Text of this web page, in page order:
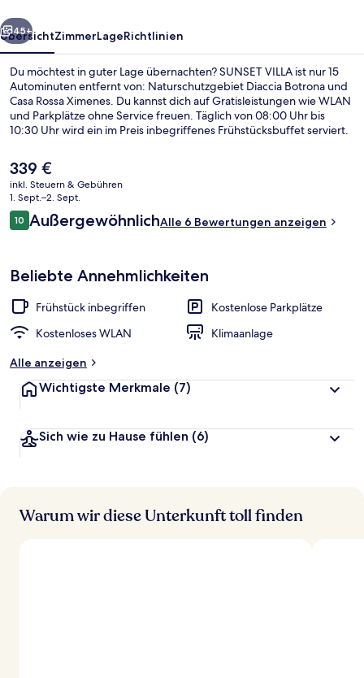
Weiter
45+
ÜbersichtZimmerLageRichtlinien
Du möchtest in guter Lage übernachten? SUNSET VILLA ist nur 15
Autominuten entfernt von: Naturschutzgebiet Diaccia Botrona und
Casa Rossa Ximenes. Du kannst dich auf Gratisleistungen wie WLAN
und Parkplätze ohne Service freuen. Täglich von 08:00 Uhr bis
10:30 Uhr wird ein im Preis inbegriffenes Frühstücksbuffet serviert.
entfernt.
Der
aktuelle
Preis
beträgt
339 €.
339 €
inkl. Steuern & Gebühren
1. Sept.–2. Sept.
Bewertungen
1010 von 10.
AußergewöhnlichAlle 6 Bewertungen anzeigen
Beliebte Annehmlichkeiten
Frühstück inbegriffen
Kostenlose Parkplätze
Kostenloses WLAN
Klimaanlage
Alle anzeigen
Wichtigste Merkmale (7)
Sich wie zu Hause fühlen (6)
Warum wir diese Unterkunft toll finden